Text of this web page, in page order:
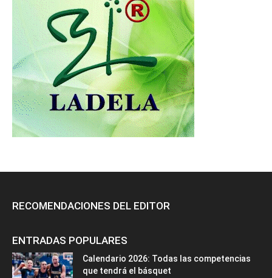
RECOMENDACIONES DEL EDITOR
ENTRADAS POPULARES
Calendario 2026: Todas las competencias
que tendrá el básquet